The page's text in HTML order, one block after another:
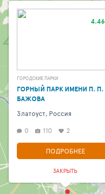
4.46
ГОРОДСКИЕ ПАРКИ
ГОРНЫЙ ПАРК ИМЕНИ П. П.
БАЖОВА
Златоуст, Россия
0
110 2
ПОДРОБНЕЕ
ЗАКРЫТЬ